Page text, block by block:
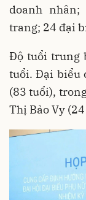
doanh
trang; 24 đại
Độ tuổi trung
tuổi. Đại biểu
(83 tuổi),
Thị Bảo Vy